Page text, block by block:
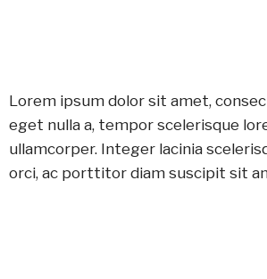
Lorem ipsum dolor sit amet,
eget nulla a, tempor scelerisque
ullamcorper. Integer lacinia
orci, ac porttitor diam suscipit sit